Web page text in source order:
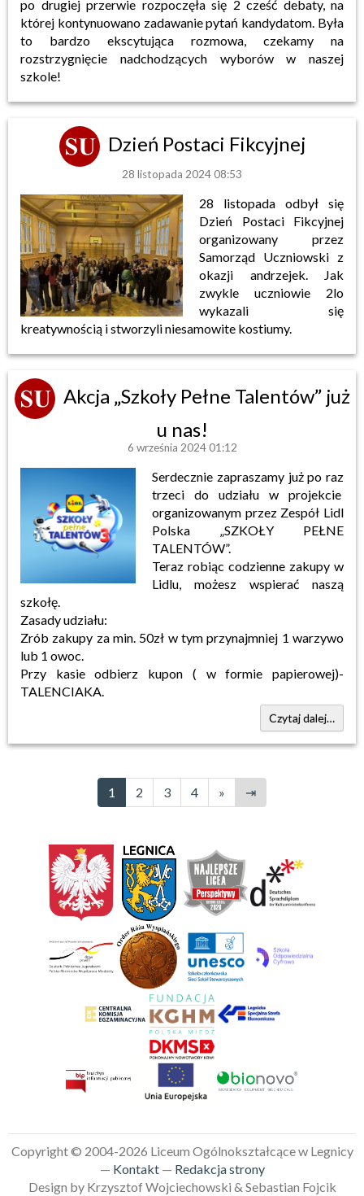
po drugiej przerwie rozpoczęła się 2 cześć debaty, na
której kontynuowano zadawanie pytań kandydatom. Była
to bardzo ekscytująca rozmowa, czekamy na
rozstrzygnięcie nadchodzących wyborów w naszej
szkole!
Dzień Postaci Fikcyjnej
28 listopada 2024 08:53
28 listopada odbył się
Dzień Postaci Fikcyjnej
organizowany przez
Samorząd Uczniowski z
okazji andrzejek. Jak
zwykle uczniowie 2lo
wykazali się
kreatywnością i stworzyli niesamowite kostiumy.
Akcja „Szkoły Pełne Talentów” już
u nas!
6 września 2024 01:12
Serdecznie zapraszamy już po raz
trzeci do udziału w projekcie
organizowanym przez Zespół Lidl
Polska „SZKOŁY PEŁNE
TALENTÓW”.
Teraz robiąc codzienne zakupy w
Lidlu, możesz wspierać naszą
szkołę.
Zasady udziału:
Zrób zakupy za min. 50zł w tym przynajmniej 1 warzywo
lub 1 owoc.
Przy kasie odbierz kupon ( w formie papierowej)-
TALENCIAKA.
Czytaj dalej…
1 2 3 4 » ⇥
Copyright © 2004-2026 Liceum Ogólnokształcące w Legnicy
— Kontakt— Redakcja strony
Design by Krzysztof Wojciechowski & Sebastian Fojcik